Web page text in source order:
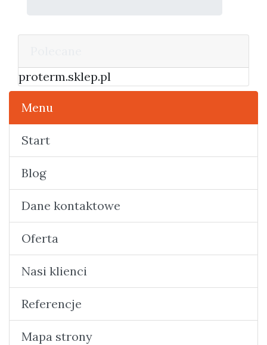
proterm.sklep.pl
Menu
Start
Blog
Dane kontaktowe
Oferta
Nasi klienci
Referencje
Mapa strony